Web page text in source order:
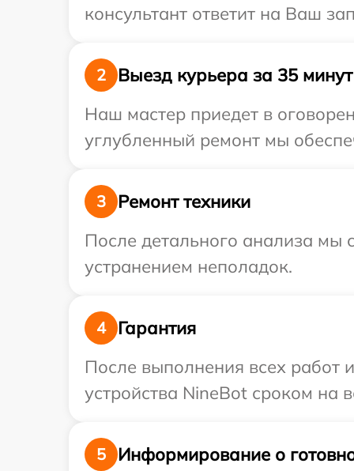
консультант ответит на Ваш
2
Выезд курьера за 35 минут
Наш мастер приедет в
углубленный ремонт мы
3
Ремонт техники
После детального анализа мы
устранением неполадок.
4
Гарантия
После выполнения всех работ
устройства NineBot сроком на
5 Информирование о